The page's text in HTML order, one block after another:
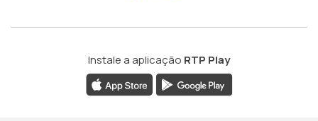
Instale a aplicação RTP Play